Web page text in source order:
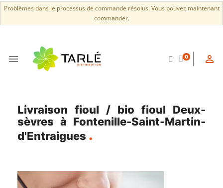
Problèmes dans le processus de commande résolus. Vous pouvez maintenant
commander.
 0 
Livraison fioul / bio fioul Deux-
sèvres à Fontenille-Saint-Martin-
d'Entraigues